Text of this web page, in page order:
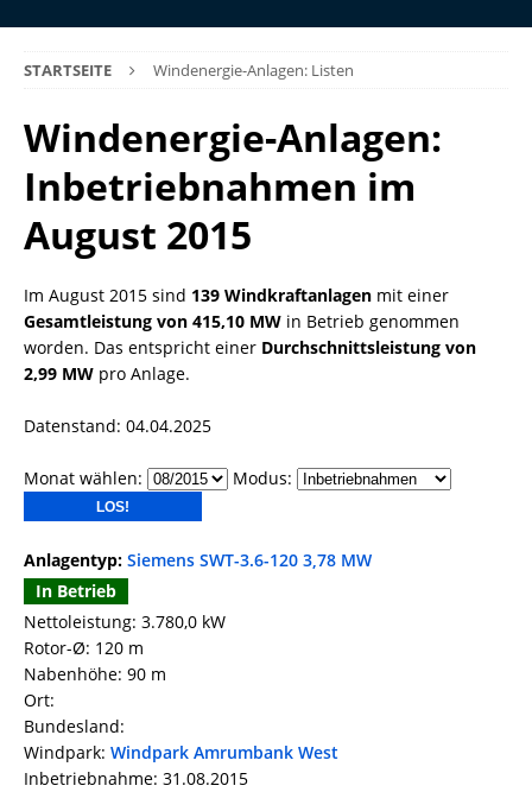
STARTSEITE Windenergie-Anlagen: Listen
Windenergie-Anlagen:
Inbetriebnahmen im
August 2015
Im August 2015 sind 139 Windkraftanlagen mit einer
Gesamtleistung von 415,10 MW in Betrieb genommen
worden. Das entspricht einer Durchschnittsleistung von
2,99 MW pro Anlage.
Datenstand: 04.04.2025
Monat wählen: Modus:
Anlagentyp: Siemens SWT-3.6-120 3,78 MW
In Betrieb
Nettoleistung: 3.780,0 kW
Rotor-Ø: 120 m
Nabenhöhe: 90 m
Ort:
Bundesland:
Windpark: Windpark Amrumbank West
Inbetriebnahme: 31.08.2015